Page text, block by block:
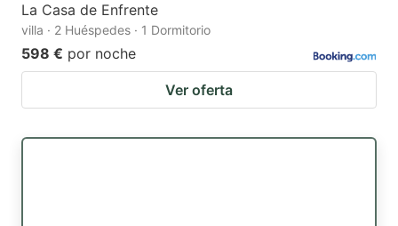
La Casa de Enfrente
villa · 2 Huéspedes · 1 Dormitorio
598 € por noche
Ver oferta